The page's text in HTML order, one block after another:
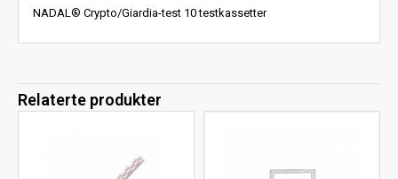
NADAL® Crypto/Giardia-test 10 testkassetter
Relaterte produkter